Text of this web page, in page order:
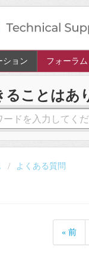
ション フォーラム
ることはあ
よくある質問
« 前